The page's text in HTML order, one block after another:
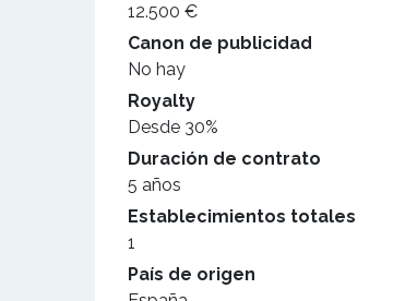
12.500 €
Canon de publicidad
No hay
Royalty
Desde 30%
Duración de contrato
5 años
Establecimientos totales
1
País de origen